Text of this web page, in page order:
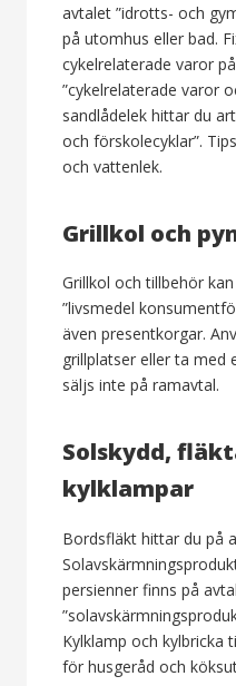
avtalet ”idrotts- och
på utomhus eller bad.
cykelrelaterade varor
”cykelrelaterade varor
sandlådelek hittar du
och förskolecyklar”.
och vattenlek.
Grillkol och
Grillkol och tillbehör
”livsmedel
även presentkorgar.
grillplatser eller ta med
säljs inte på ramavtal.
Solskydd,
kylklampar
Bordsfläkt hittar du på
persienner finns på
Kylklamp och kylbricka
för husgeråd och